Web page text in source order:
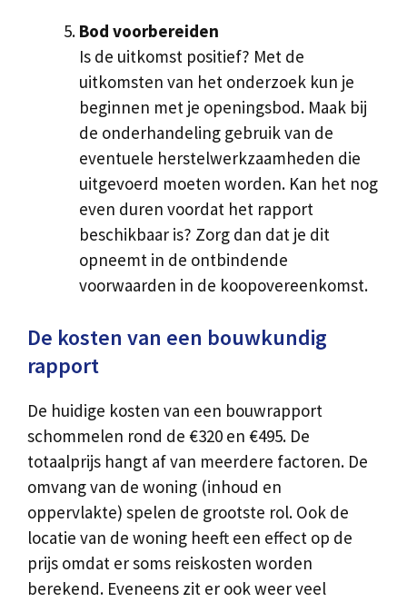
Bod voorbereiden
Is de uitkomst positief? Met de
uitkomsten van het onderzoek kun je
beginnen met je openingsbod. Maak bij
de onderhandeling gebruik van de
eventuele herstelwerkzaamheden die
uitgevoerd moeten worden. Kan het nog
even duren voordat het rapport
beschikbaar is? Zorg dan dat je dit
opneemt in de ontbindende
voorwaarden in de koopovereenkomst.
De kosten van een bouwkundig
rapport
De huidige kosten van een bouwrapport
schommelen rond de €320 en €495. De
totaalprijs hangt af van meerdere factoren. De
omvang van de woning (inhoud en
oppervlakte) spelen de grootste rol. Ook de
locatie van de woning heeft een effect op de
prijs omdat er soms reiskosten worden
berekend. Eveneens zit er ook weer veel